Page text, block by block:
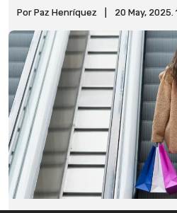
Por Paz Henríquez 20 May, 2025.